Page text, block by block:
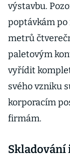
výstavbu.
poptávkám
metrů
paletovým
vyřídit
svého vzniku
korporacím
firmám.